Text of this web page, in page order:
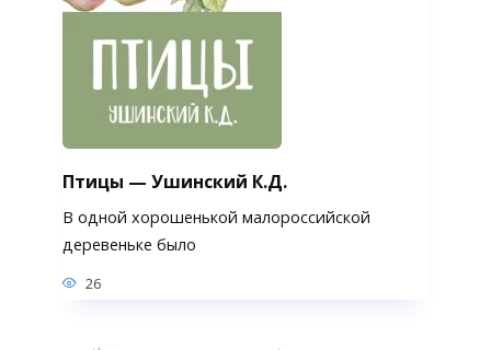
Птицы — Ушинский К.Д.
В одной хорошенькой малороссийской
деревеньке было
26